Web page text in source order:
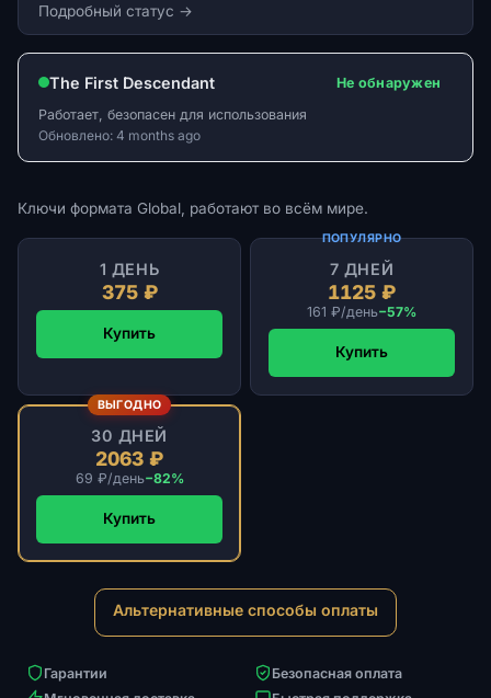
Подробный статус
The First Descendant
Не обнаружен
Работает, безопасен для использования
Обновлено: 4 months ago
Ключи формата Global, работают во всём мире.
1 ДЕНЬ
375 ₽
Купить
ПОПУЛЯРНО
7 ДНЕЙ
1125 ₽
161 ₽/день−57%
Купить
ВЫГОДНО
30 ДНЕЙ
2063 ₽
69 ₽/день−82%
Купить
Альтернативные способы оплаты
Гарантии
Безопасная оплата